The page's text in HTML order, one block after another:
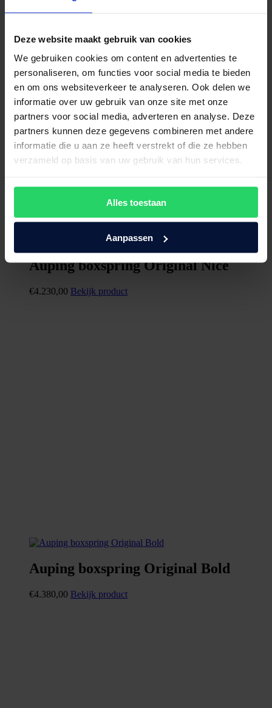
Deze website maakt gebruik van cookies
We gebruiken cookies om content en advertenties te
personaliseren, om functies voor social media te bieden
en om ons websiteverkeer te analyseren. Ook delen we
informatie over uw gebruik van onze site met onze
partners voor social media, adverteren en analyse. Deze
partners kunnen deze gegevens combineren met andere
informatie die u aan ze heeft verstrekt of die ze hebben
verzameld op basis van uw gebruik van hun services.
Alles toestaan
Aanpassen
Auping boxspring Original Nice
€4.230,00 Bekijk product
Auping boxspring Original Bold
€4.380,00 Bekijk product